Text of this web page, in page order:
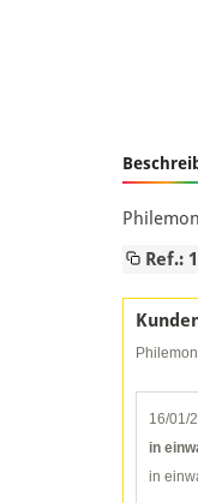
Ref.:
16/01/
in
in